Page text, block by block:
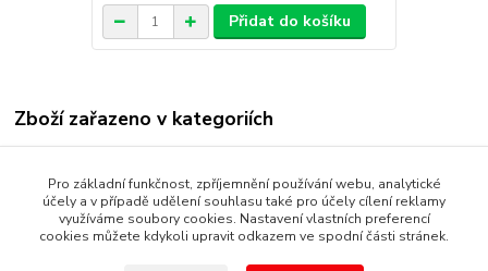
Přidat do košíku
Zboží zařazeno v kategoriích
GPS HLÁSIČ
Pro základní funkčnost, zpříjemnění používání webu, analytické
účely a v případě udělení souhlasu také pro účely cílení reklamy
využíváme soubory cookies. Nastavení vlastních preferencí
cookies můžete kdykoli upravit odkazem ve spodní části stránek.